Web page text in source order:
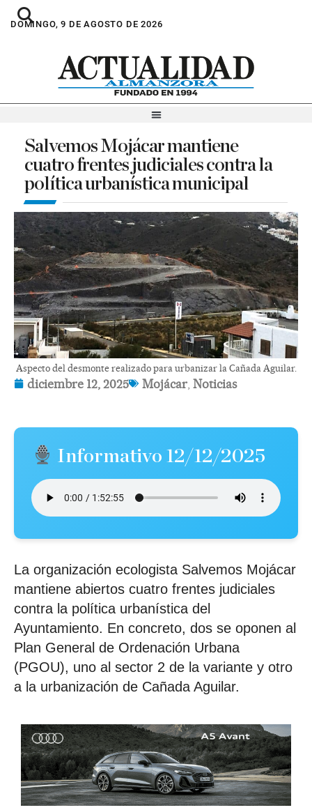
DOMINGO, 9 DE AGOSTO DE 2026
Salvemos Mojácar mantiene
cuatro frentes judiciales contra la
política urbanística municipal
Aspecto del desmonte realizado para urbanizar la Cañada Aguilar.
diciembre 12, 2025 Mojácar Noticias
Informativo 12/12/2025
La organización ecologista Salvemos Mojácar
mantiene abiertos cuatro frentes judiciales
contra la política urbanística del
Ayuntamiento. En concreto, dos se oponen al
Plan General de Ordenación Urbana
(PGOU), uno al sector 2 de la variante y otro
a la urbanización de Cañada Aguilar.